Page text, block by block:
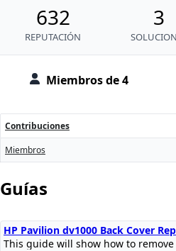
Miembros de 4
632
REPUTACIÓN
3
Contribuciones
Miembros
Guías
HP Pavilion dv1000 Back Cover
This guide will show how to remove